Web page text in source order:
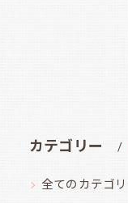
カテゴリー
全てのカテゴ